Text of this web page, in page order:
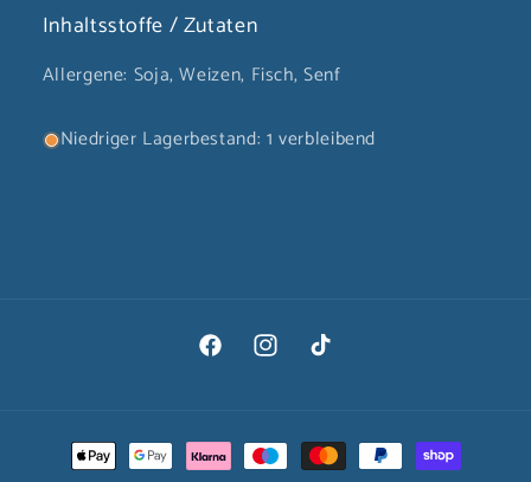
Inhaltsstoffe / Zutaten
Allergene: Soja, Weizen, Fisch, Senf
Niedriger Lagerbestand: 1 verbleibend
FacebookInstagramTikTok
Zahlungsmethoden